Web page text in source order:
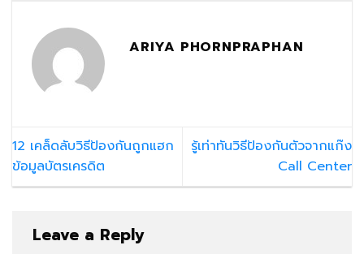
ARIYA PHORNPRAPHAN
12 เคล็ดลับวิธีป้องกันถูกแฮก
ข้อมูลบัตรเครดิต
รู้เท่าทันวิธีป้องกันตัวจากแก๊ง
Call Center
Leave a Reply